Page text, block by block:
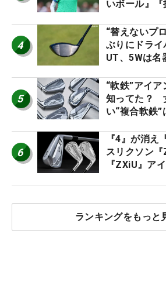
いボール』
ー』 #女子
4
“替えないプ
ぶりにドライ
UT、5Wは
5
“軟鉄”アイ
知ってた？
い“複合軟鉄”
6
『4』が消え
スリクソン
『ZXiU』ア
ランキングをもっと